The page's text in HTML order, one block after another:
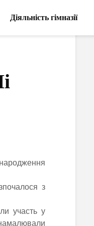
Діяльність гімназії
з
участь у